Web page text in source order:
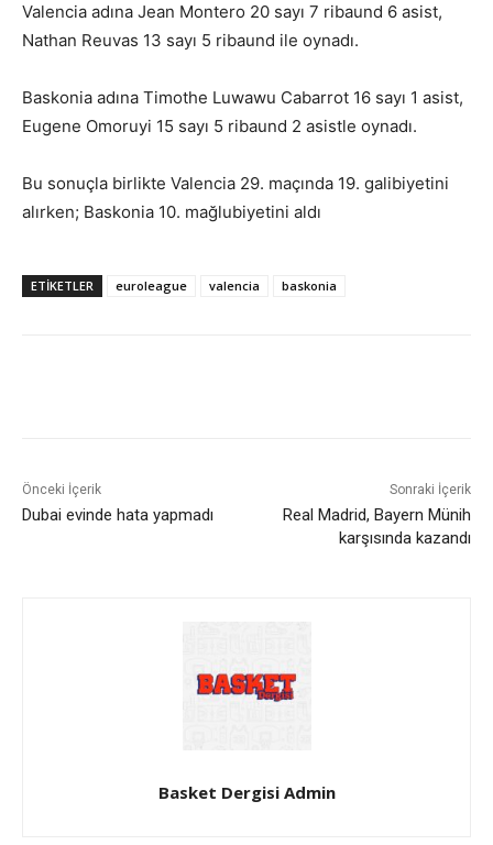
Valencia adına Jean Montero 20 sayı 7 ribaund 6 asist,
Nathan Reuvas 13 sayı 5 ribaund ile oynadı.
Baskonia adına Timothe Luwawu Cabarrot 16 sayı 1 asist,
Eugene Omoruyi 15 sayı 5 ribaund 2 asistle oynadı.
Bu sonuçla birlikte Valencia 29. maçında 19. galibiyetini
alırken; Baskonia 10. mağlubiyetini aldı
ETIKETLER euroleague valencia baskonia
Önceki İçerik
Dubai evinde hata yapmadı
Sonraki İçerik
Real Madrid, Bayern Münih
karşısında kazandı
Basket Dergisi Admin